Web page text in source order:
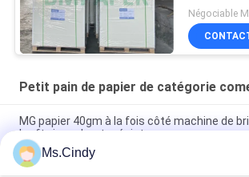
d'agent de
pour la
alimentaire
Négociable
Petit pain de papier de catégorie
MG papier 40gm à la fois côté machine de
kraft vierge haute résistance
80/90gm Papier kraft noir massif à double
Ms.Cindy